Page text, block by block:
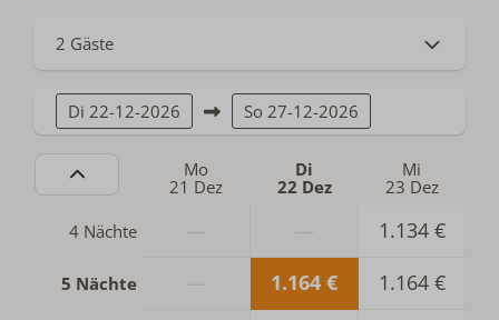
2 Gäste
Di 22-12-2026 So 27-12-2026
Mo
21 Dez
Di
22 Dez
Mi
23 Dez
4 Nächte
1.134 €
5 Nächte 1.164 € 1.164 €